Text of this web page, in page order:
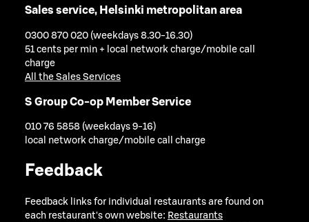
Sales service, Helsinki metropolitan area
0300 870 020 (weekdays 8.30-16.30)
51 cents per min + local network charge/mobile call
charge
All the Sales Services
S Group Co-op Member Service
010 76 5858 (weekdays 9-16)
local network charge/mobile call charge
Feedback
Feedback links for individual restaurants are found on
each restaurant's own website: Restaurants